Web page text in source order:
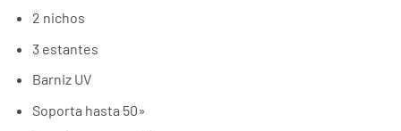
2 nichos
3 estantes
Barniz UV
Soporta hasta 50»